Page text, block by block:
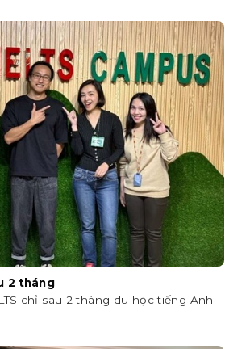
2 tháng
chỉ sau 2 tháng du học tiếng Anh